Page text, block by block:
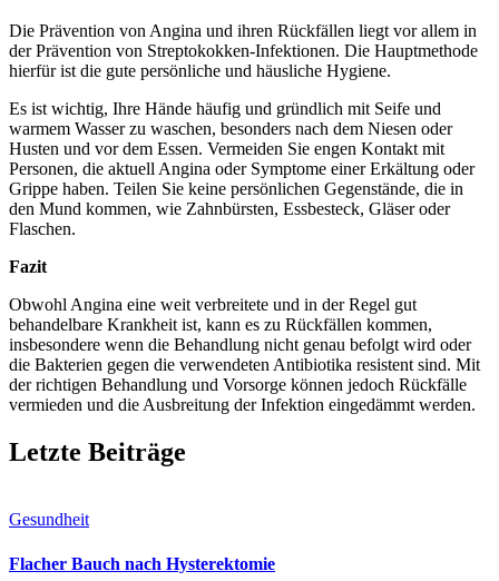
Die Prävention von Angina und ihren Rückfällen liegt vor allem in
der Prävention von Streptokokken-Infektionen. Die Hauptmethode
hierfür ist die gute persönliche und häusliche Hygiene.
Es ist wichtig, Ihre Hände häufig und gründlich mit Seife und
warmem Wasser zu waschen, besonders nach dem Niesen oder
Husten und vor dem Essen. Vermeiden Sie engen Kontakt mit
Personen, die aktuell Angina oder Symptome einer Erkältung oder
Grippe haben. Teilen Sie keine persönlichen Gegenstände, die in
den Mund kommen, wie Zahnbürsten, Essbesteck, Gläser oder
Flaschen.
Fazit
Obwohl Angina eine weit verbreitete und in der Regel gut
behandelbare Krankheit ist, kann es zu Rückfällen kommen,
insbesondere wenn die Behandlung nicht genau befolgt wird oder
die Bakterien gegen die verwendeten Antibiotika resistent sind. Mit
der richtigen Behandlung und Vorsorge können jedoch Rückfälle
vermieden und die Ausbreitung der Infektion eingedämmt werden.
Letzte Beiträge
Gesundheit
Flacher Bauch nach Hysterektomie